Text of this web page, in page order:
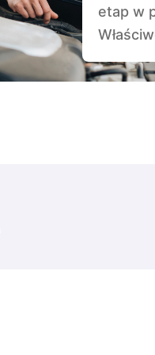
etap w